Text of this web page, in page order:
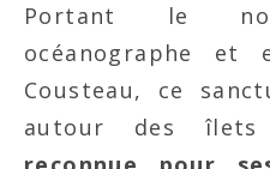
Portant le
océanographe et
Cousteau, ce
autour des